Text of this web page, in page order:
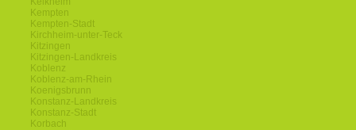
Kempten
Kempten-Stadt
Kirchheim-unter-Teck
Kitzingen
Kitzingen-Landkreis
Koblenz
Koblenz-am-Rhein
Koenigsbrunn
Konstanz-Landkreis
Konstanz-Stadt
Korbach